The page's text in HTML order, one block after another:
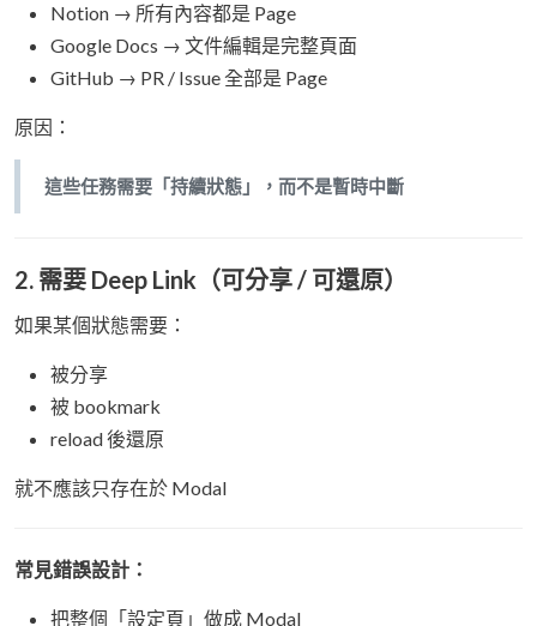
Notion → 所有內容都是 Page
Google Docs → 文件編輯是完整頁面
GitHub → PR / Issue 全部是 Page
原因：
這些任務需要「持續狀態」，而不是暫時中斷
2. 需要 Deep Link（可分享 / 可還原）
如果某個狀態需要：
被分享
被 bookmark
reload 後還原
就不應該只存在於 Modal
常見錯誤設計：
把整個「設定頁」做成 Modal